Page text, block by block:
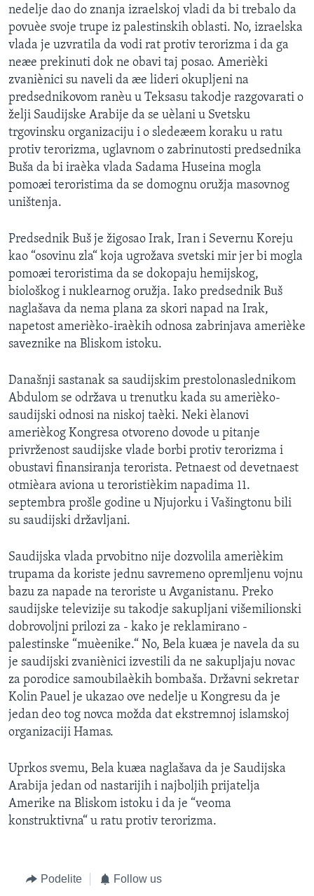
nedelje dao do znanja izraelskoj vladi da bi trebalo da
povuèe svoje trupe iz palestinskih oblasti. No, izraelska
vlada je uzvratila da vodi rat protiv terorizma i da ga
neæe prekinuti dok ne obavi taj posao. Amerièki
zvaniènici su naveli da æe lideri okupljeni na
predsednikovom ranèu u Teksasu takodje razgovarati o
želji Saudijske Arabije da se uèlani u Svetsku
trgovinsku organizaciju i o sledeæem koraku u ratu
protiv terorizma, uglavnom o zabrinutosti predsednika
Buša da bi iraèka vlada Sadama Huseina mogla
pomoæi teroristima da se domognu oružja masovnog
uništenja.
Predsednik Buš je žigosao Irak, Iran i Severnu Koreju
kao “osovinu zla“ koja ugrožava svetski mir jer bi mogla
pomoæi teroristima da se dokopaju hemijskog,
biološkog i nuklearnog oružja. Iako predsednik Buš
naglašava da nema plana za skori napad na Irak,
napetost amerièko-iraèkih odnosa zabrinjava amerièke
saveznike na Bliskom istoku.
Današnji sastanak sa saudijskim prestolonaslednikom
Abdulom se održava u trenutku kada su amerièko-
saudijski odnosi na niskoj taèki. Neki èlanovi
amerièkog Kongresa otvoreno dovode u pitanje
privrženost saudijske vlade borbi protiv terorizma i
obustavi finansiranja terorista. Petnaest od devetnaest
otmièara aviona u teroristièkim napadima 11.
septembra prošle godine u Njujorku i Vašingtonu bili
su saudijski državljani.
Saudijska vlada prvobitno nije dozvolila amerièkim
trupama da koriste jednu savremeno opremljenu vojnu
bazu za napade na teroriste u Avganistanu. Preko
saudijske televizije su takodje sakupljani višemilionski
dobrovoljni prilozi za - kako je reklamirano -
palestinske “muèenike.“ No, Bela kuæa je navela da su
je saudijski zvaniènici izvestili da ne sakupljaju novac
za porodice samoubilaèkih bombaša. Državni sekretar
Kolin Pauel je ukazao ove nedelje u Kongresu da je
jedan deo tog novca možda dat ekstremnoj islamskoj
organizaciji Hamas.
Uprkos svemu, Bela kuæa naglašava da je Saudijska
Arabija jedan od nastarijih i najboljih prijatelja
Amerike na Bliskom istoku i da je “veoma
konstruktivna“ u ratu protiv terorizma.
Podelite Follow us